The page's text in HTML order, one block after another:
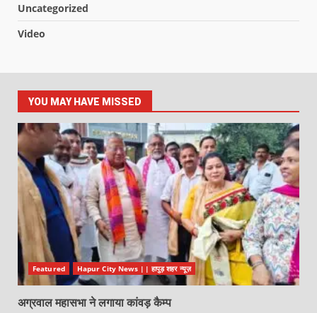
Uncategorized
Video
YOU MAY HAVE MISSED
Featured Hapur City News || हापुड़ शहर न्यूज़
अग्रवाल महासभा ने लगाया कांवड़ कैम्प